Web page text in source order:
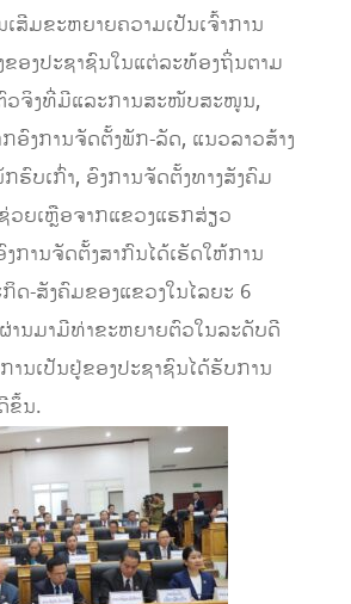
ສີມຂະຫຍາຍຄວາມເປັນເຈົ້າການ
ອງປະຊາຊົນໃນແຕ່ລະທ້ອງຖິ່ນຕາມ
ວຈິງທີ່ມີແລະການສະໜັບສະໜູນ,
ອົງການຈັດຕັ້ງພັກ​-ລັດ, ແນວລາວສ້າງ
ຮົບເກົ່າ, ອົງການຈັດຕັ້ງທາງສັງຄົມ
ຍເຫຼືອຈາກແຂວງແຮກສ່ຽວ
ການຈັດຕັ້ງສາກົນໄດ້ເຮັດໃຫ້ການ
ດ-ສັງຄົມຂອງແຂວງໃນໄລຍະ 6
ານມາມີທ່າຂະຫຍາຍຕົວໃນລະດັບດີ
ນເປັນຢູ່ຂອງປະຊາຊົນໄດ້ຮັບການ
ຂຶ້ນ.